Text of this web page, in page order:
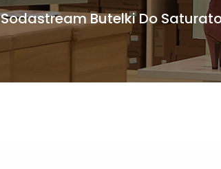
Sodastream Butelki Do